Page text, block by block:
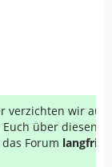
verzichten wir auf
über diesen
Forum